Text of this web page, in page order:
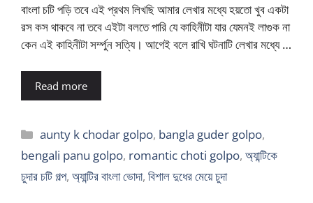
বাংলা চটি পড়ি তবে এই প্রথম লিখছি আমার লেখার মধ্যে হয়তো খুব একটা
রস কস থাকবে না তবে এইটা বলতে পারি যে কাহিনীটা যার যেমনই লাগুক না
কেন এই কাহিনীটা সর্ম্পুন সত্যি। আগেই বলে রাখি ঘটনাটি লেখার মধ্যে …
Read more
Categories
aunty k chodar golpo, bangla guder golpo,
bengali panu golpo, romantic choti golpo, অ্যান্টিকে
চুদার চটি গল্প, অ্যান্টির বাংলা ভোদা, বিশাল দুধের মেয়ে চুদা